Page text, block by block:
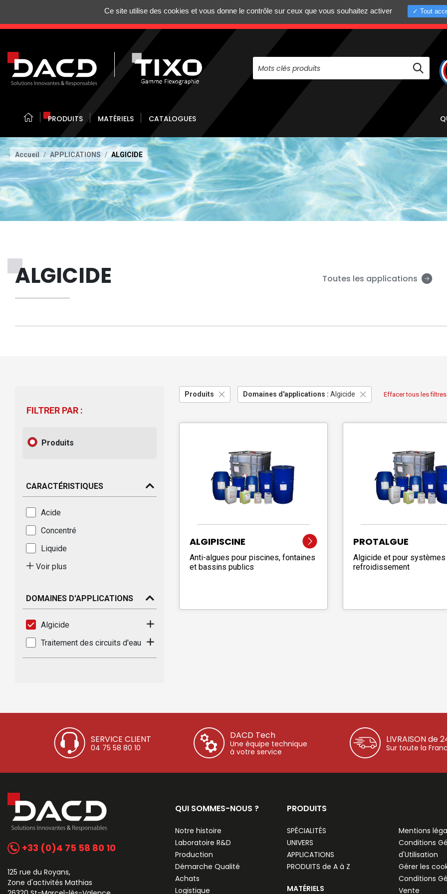
N'HÉSITEZ PAS À NOUS CONTACTER AU +33 (0)4 75 58
PRODUITS MATÉRIELS CATALOGUES
Accueil APPLICATIONS ALGICIDE
ALGICIDE Toutes les applications
FILTRER PAR :
Produits
CARACTÉRISTIQUES
Acide
Concentré
Liquide
Voir plus
DOMAINES D'APPLICATIONS
Algicide
Traitement des circuits d'eau
Produits Domaines d'applications : Algicide Effacer tous les filtres
ALGIPISCINE
Anti-algues pour piscines, fontaines
et bassins publics
PROTALGUE
Algicide et pour systèmes
refroidissement
SERVICE CLIENT
04 75 58 80 10
DACD Tech
Une équipe technique
à votre service
LIVRAISON de
Sur toute la
+33 (0)4 75 58 80 10
125 rue du Royans,
Zone d'activités Mathias
QUI SOMMES-NOUS ?
Notre histoire
Laboratoire R&D
Production
Démarche Qualité
Achats
Logistique
PRODUITS
SPÉCIALITÉS
UNIVERS
APPLICATIONS
PRODUITS de A à Z
MATÉRIELS
Mentions
Conditions
d'Utilisation
Gérer les
Conditions
Vente
Ce site utilise des cookies et vous donne le contrôle sur ceux que vous souhaitez activer Tout